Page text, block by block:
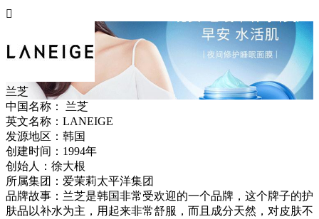

兰芝
中国名称： 兰芝
英文名称： LANEIGE
发源地区： 韩国
创建时间： 1994年
创始人： 徐大根
所属集团： 爱茉莉太平洋集团
品牌故事： 兰芝是韩国非常受欢迎的一个品牌，这个牌子的护
肤品以补水为主，用起来非常舒服，而且成分天然，对皮肤不